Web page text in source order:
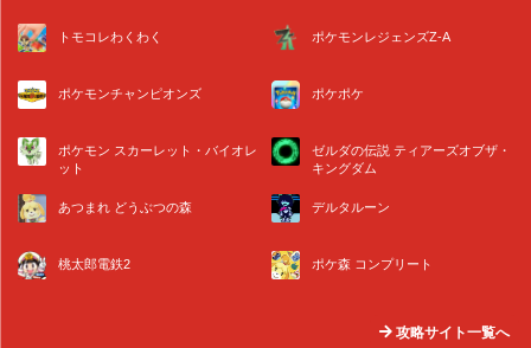
トモコレわくわく ポケモンレジェンズZ-A
ポケモンチャンピオンズ ポケポケ
ポケモン スカーレット・バイオレ
ット
ゼルダの伝説 ティアーズオブザ・
キングダム
あつまれ どうぶつの森 デルタルーン
桃太郎電鉄2 ポケ森 コンプリート
攻略サイト一覧へ